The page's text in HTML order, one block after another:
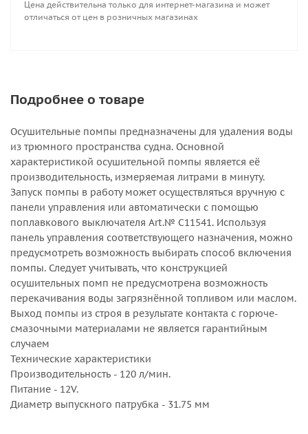
Диаметр выпускного патрубка - 31.75 мм
Цена действительна только для интернет-магазина и может
отличаться от цен в розничных магазинах
Подробнее о товаре
Осушительные помпы предназначены для удаления воды
из трюмного пространства судна. Основной
характеристикой осушительной помпы является её
производительность, измеряемая литрами в минуту.
Запуск помпы в работу может осуществляться вручную с
панели управления или автоматически с помощью
поплавкового выключателя Art.№ С11541. Используя
панель управления соответствующего назначения, можно
предусмотреть возможность выбирать способ включения
помпы. Следует учитывать, что конструкцией
осушительных помп не предусмотрена возможность
перекачивания воды загрязнённой топливом или маслом.
Выход помпы из строя в результате контакта с горюче-
смазочными материалами не является гарантийным
случаем
Технические характеристики
Производительность - 120 л/мин.
Питание - 12V.
Диаметр выпускного патрубка - 31.75 мм